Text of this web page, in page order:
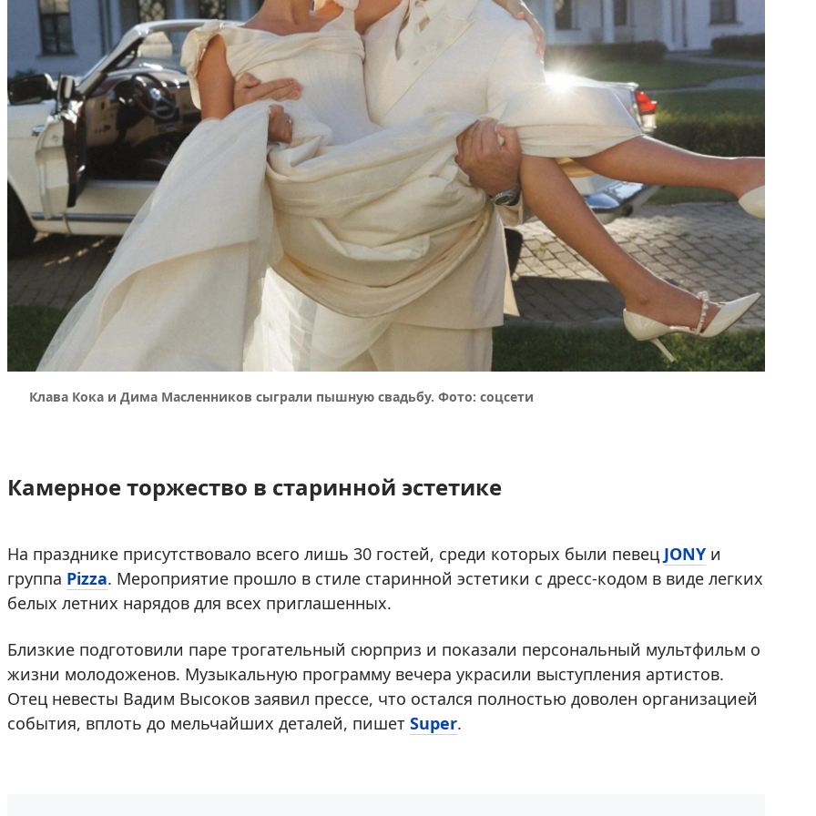
Клава Кока и Дима Масленников сыграли пышную свадьбу. Фото: соцсети
Камерное торжество в старинной эстетике
На празднике присутствовало всего лишь 30 гостей, среди которых были певец JONY и
группа Pizza. Мероприятие прошло в стиле старинной эстетики с дресс-кодом в виде легких
белых летних нарядов для всех приглашенных.
Близкие подготовили паре трогательный сюрприз и показали персональный мультфильм о
жизни молодоженов. Музыкальную программу вечера украсили выступления артистов.
Отец невесты Вадим Высоков заявил прессе, что остался полностью доволен организацией
события, вплоть до мельчайших деталей, пишет Super.